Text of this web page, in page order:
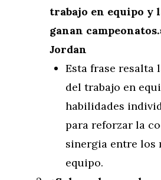
trabajo en equipo y
ganan
Jordan
Esta frase resalta
del trabajo en
habilidades
para reforzar la
sinergia entre los
equipo.